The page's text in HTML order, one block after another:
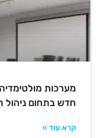
מערכות
חדש בתחום ניהול
קרא עוד »